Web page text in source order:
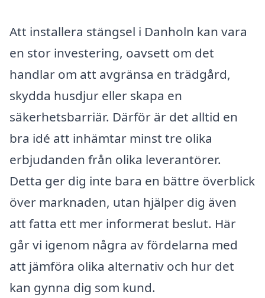
Att installera stängsel i Danholn kan vara
en stor investering, oavsett om det
handlar om att avgränsa en trädgård,
skydda husdjur eller skapa en
säkerhetsbarriär. Därför är det alltid en
bra idé att inhämtar minst tre olika
erbjudanden från olika leverantörer.
Detta ger dig inte bara en bättre överblick
över marknaden, utan hjälper dig även
att fatta ett mer informerat beslut. Här
går vi igenom några av fördelarna med
att jämföra olika alternativ och hur det
kan gynna dig som kund.